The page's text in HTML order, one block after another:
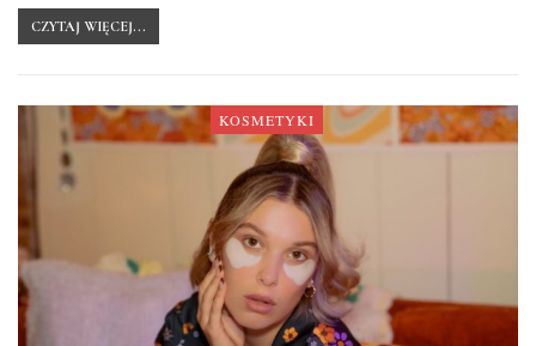
CZYTAJ WIĘCEJ...
KOSMETYKI